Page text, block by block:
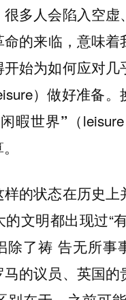
多人会陷入空虚
命的来临，意味着
始为如何应对几
）做好准备。
暇世界” （
样的状态在历史上
文明都出现过“
除了祷 告无所事
的议员、英国的